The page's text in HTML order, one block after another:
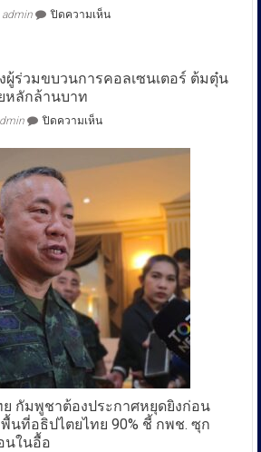
admin ปิดความเห็นบน
ถ่าย
สูง
ช่วย
ล้าง
ลำไส้-
ถ่าย
คล่อง
สุขภาพ
ลำไส้
ดี
ขึ้น”
ผู้ร่วมขบวนการคอลเซนเตอร์ ต้มตุ๋น
หลักล้านบาท
ปิดความเห็นบน
นัก
มวย
ขบวน
คอล
เซนเตอร์
ต้ม
ตุ๋น
ทาง
ออนไลน์
เสีย
หาย
ล้าน
บาท
ย กัมพูชา​ต้องประกาศหยุดยิงก่อน​
นที่อธิปไตยไทย​ 90% ชี้​ กพช.​ ซุก​
นในอื้อ